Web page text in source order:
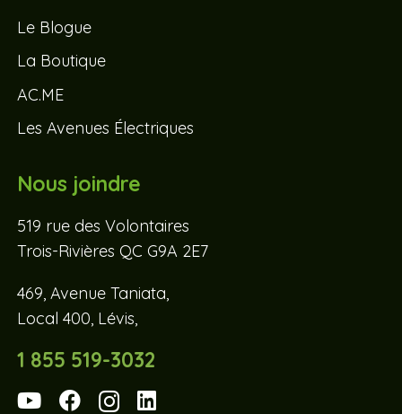
Le Blogue
La Boutique
AC.ME
Les Avenues Électriques
Nous joindre
519 rue des Volontaires
Trois-Rivières QC G9A 2E7
469, Avenue Taniata,
Local 400, Lévis,
1 855 519-3032